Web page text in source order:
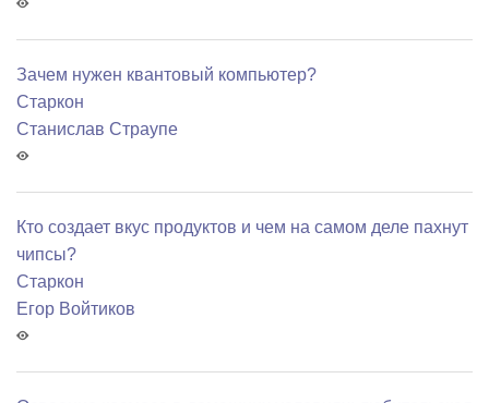
Зачем нужен квантовый компьютер?
Старкон
Станислав Страупе
Кто создает вкус продуктов и чем на самом деле пахнут
чипсы?
Старкон
Егор Войтиков